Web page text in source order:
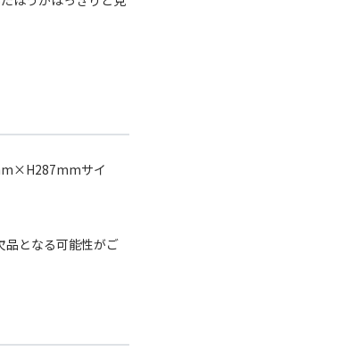
サイ
品となる可能性がご